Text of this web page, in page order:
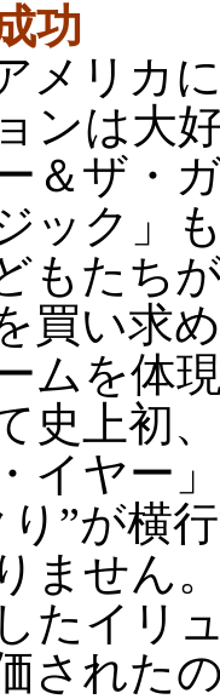
功
メリカ
ンは大
＆ザ・
ック」
もたち
買い求
ムを体
史上初
イヤー
”が横
ません
たイリ
された